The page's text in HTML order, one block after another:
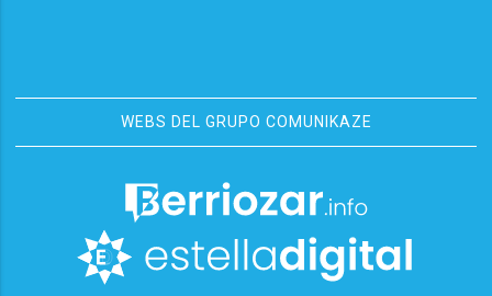
WEBS DEL GRUPO COMUNIKAZE